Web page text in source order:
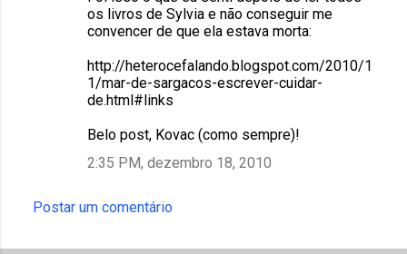
os livros de Sylvia e não conseguir me
convencer de que ela estava morta:
http://heterocefalando.blogspot.com/2010/1
1/mar-de-sargacos-escrever-cuidar-
de.html#links
Belo post, Kovac (como sempre)!
2:35 PM, dezembro 18, 2010
Postar um comentário